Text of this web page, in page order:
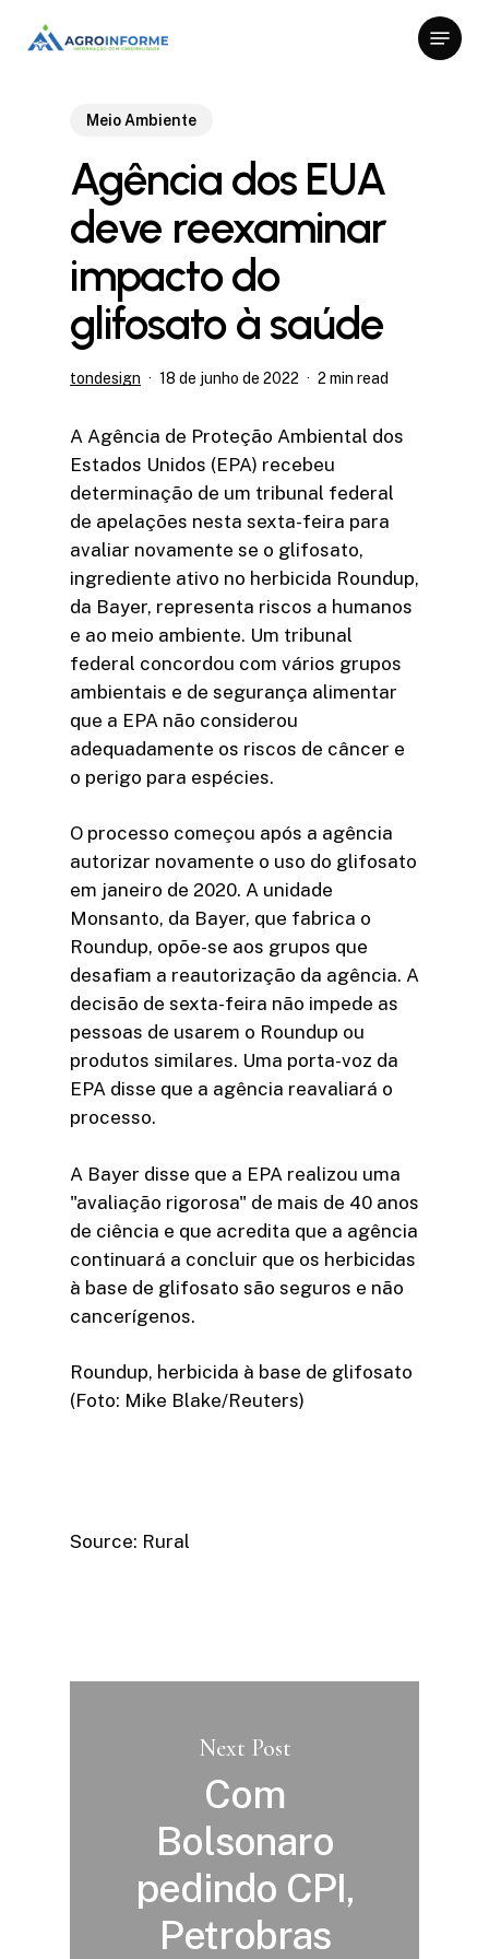
Menu
Meio Ambiente
Agência dos EUA
deve reexaminar
impacto do
glifosato à saúde
tondesign 18 de junho de 2022 2 min read
A Agência de Proteção Ambiental dos
Estados Unidos (EPA) recebeu
determinação de um tribunal federal
de apelações nesta sexta-feira para
avaliar novamente se o glifosato,
ingrediente ativo no herbicida Roundup,
da Bayer, representa riscos a humanos
e ao meio ambiente. Um tribunal
federal concordou com vários grupos
ambientais e de segurança alimentar
que a EPA não considerou
adequadamente os riscos de câncer e
o perigo para espécies.
O processo começou após a agência
autorizar novamente o uso do glifosato
em janeiro de 2020. A unidade
Monsanto, da Bayer, que fabrica o
Roundup, opõe-se aos grupos que
desafiam a reautorização da agência. A
decisão de sexta-feira não impede as
pessoas de usarem o Roundup ou
produtos similares. Uma porta-voz da
EPA disse que a agência reavaliará o
processo.
A Bayer disse que a EPA realizou uma
"avaliação rigorosa" de mais de 40 anos
de ciência e que acredita que a agência
continuará a concluir que os herbicidas
à base de glifosato são seguros e não
cancerígenos.
Roundup, herbicida à base de glifosato
(Foto: Mike Blake/Reuters)
Source: Rural
Next Post
Com
Bolsonaro
pedindo CPI,
Petrobras